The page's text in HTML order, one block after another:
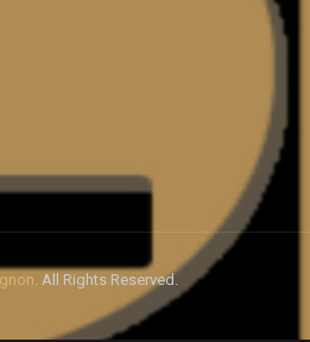
. All Rights Reserved.